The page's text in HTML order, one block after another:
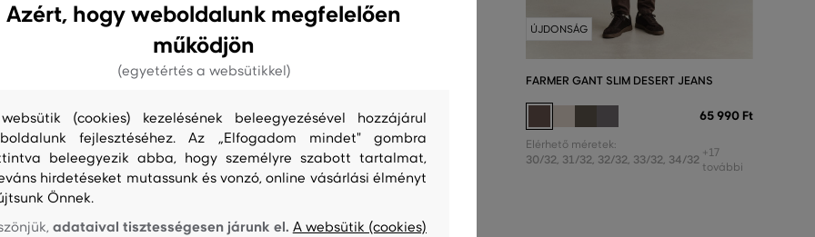
58 990 Ft
, 32/32 33/32, 34/32 +21
további
FARMER GANT SLIM DESERT JEANS
65 990 Ft
Elérhető méretek:
30/32, 31/32, 32/32, 33/32, 34/32 +13
további
ÚJDONSÁG
FARMER GANT SLIM DESERT JEANS
65 990 Ft
Elérhető méretek:
30/32, 31/32, 32/32, 33/32, 34/32 +17
további
Azért, hogy weboldalunk megfelelően
működjön
(egyetértés a websütikkel)
(cookies) kezelésének beleegyezésével hozzájárul
fejlesztéséhez. Az „Elfogadom mindet" gombra
beleegyezik abba, hogy személyre szabott tartalmat,
hirdetéseket mutassunk és vonzó, online vásárlási élményt
Önnek.
adataival tisztességesen járunk el. A websütik (cookies)